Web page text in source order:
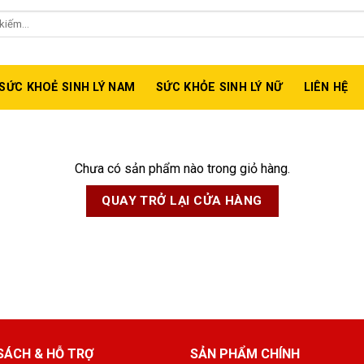
KHOẺ SINH LÝ NAM SỨC KHỎE SINH LÝ NỮ LIÊN HỆ
Chưa có sản phẩm nào trong giỏ hàng.
QUAY TRỞ LẠI CỬA HÀNG
& HỖ TRỢ SẢN PHẨM CHÍNH